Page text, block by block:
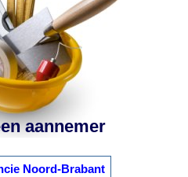
aannemer
Noord-Brabant